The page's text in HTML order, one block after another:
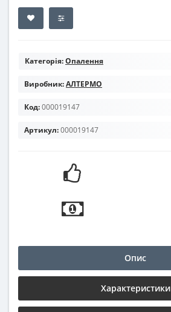
Категорія:Опалення
Виробник:АЛТЕРМО
Код:000019147
Артикул:000019147
Опис
Характеристики